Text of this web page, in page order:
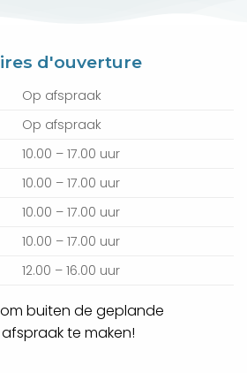
d'ouverture
Op afspraak
Op afspraak
10.00 – 17.00 uur
10.00 – 17.00 uur
10.00 – 17.00 uur
10.00 – 17.00 uur
12.00 – 16.00 uur
buiten de geplande
te maken!